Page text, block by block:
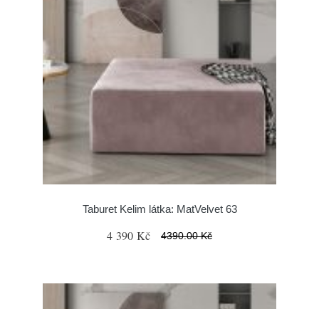
Taburet Kelim látka: MatVelvet 63
4 390 Kč 4390.00 Kč